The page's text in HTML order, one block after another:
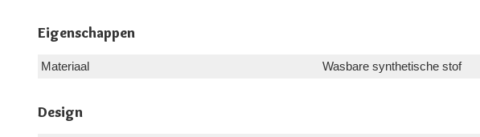
Eigenschappen
Materiaal Wasbare synthetische stof
Design